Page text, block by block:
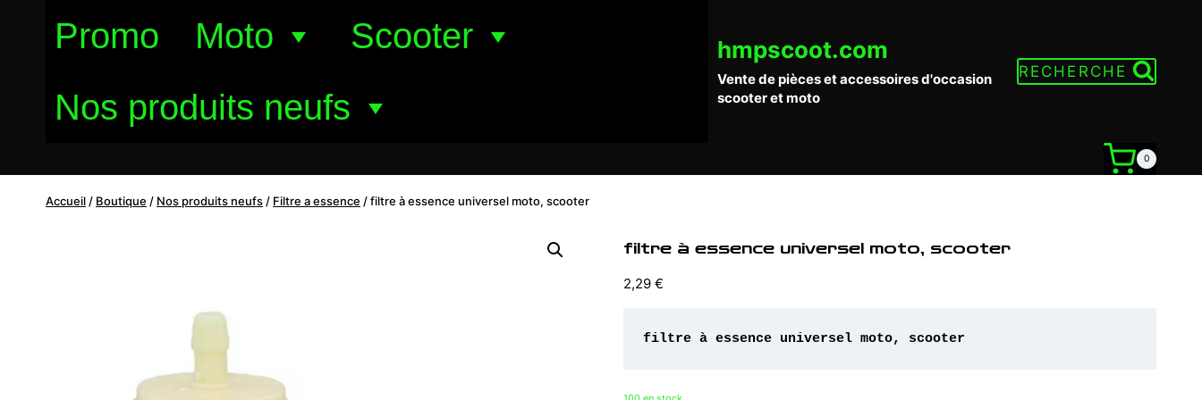
Promo Moto
Scooter
Nos produits neufs
hmpscoot.com
Vente de pièces et accessoires d'occasion
scooter et moto
RECHERCHE
0
Accueil / Boutique / Nos produits neufs / Filtre a essence /filtre à essence universel moto, scooter
filtre à essence universel moto, scooter
2,29 €
filtre à essence universel moto, scooter